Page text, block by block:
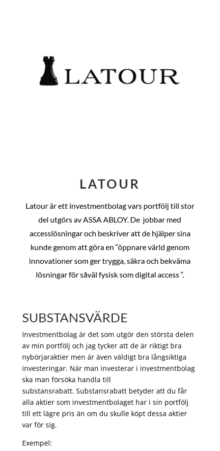
LATOUR
Latour är ett investmentbolag vars portfölj till stor
del utgörs av ASSA ABLOY. De jobbar med
accesslösningar och beskriver att de hjälper sina
kunde genom att göra en “öppnare värld genom
innovationer som ger trygga, säkra och bekväma
lösningar för såväl fysisk som digital access “.
SUBSTANSVÄRDE
Investmentbolag är det som utgör den största delen
av min portfölj och jag tycker att de är riktigt bra
nybörjaraktier men är även väldigt bra långsiktiga
investeringar. När man investerar i investmentbolag
ska man försöka handla till
substansrabatt. Substansrabatt betyder att du får
alla aktier som investmentbolaget har i sin portfölj
till ett lägre pris än om du skulle köpt dessa aktier
var för sig.
Exempel: